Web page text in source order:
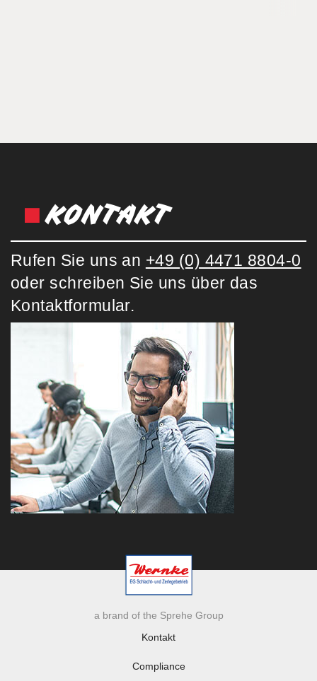
KONTAKT
Rufen Sie uns an +49 (0) 4471 8804-0
oder schreiben Sie uns über das
Kontaktformular.
a brand of the Sprehe Group
Kontakt
Compliance